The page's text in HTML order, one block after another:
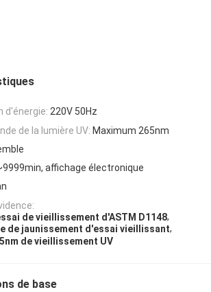
d'énergie: 220V 50Hz
de la lumière UV: Maximum 265nm
affichage électronique
de vieillissement d'ASTM D1148,
de jaunissement d'essai vieillissant,
de vieillissement UV
de base